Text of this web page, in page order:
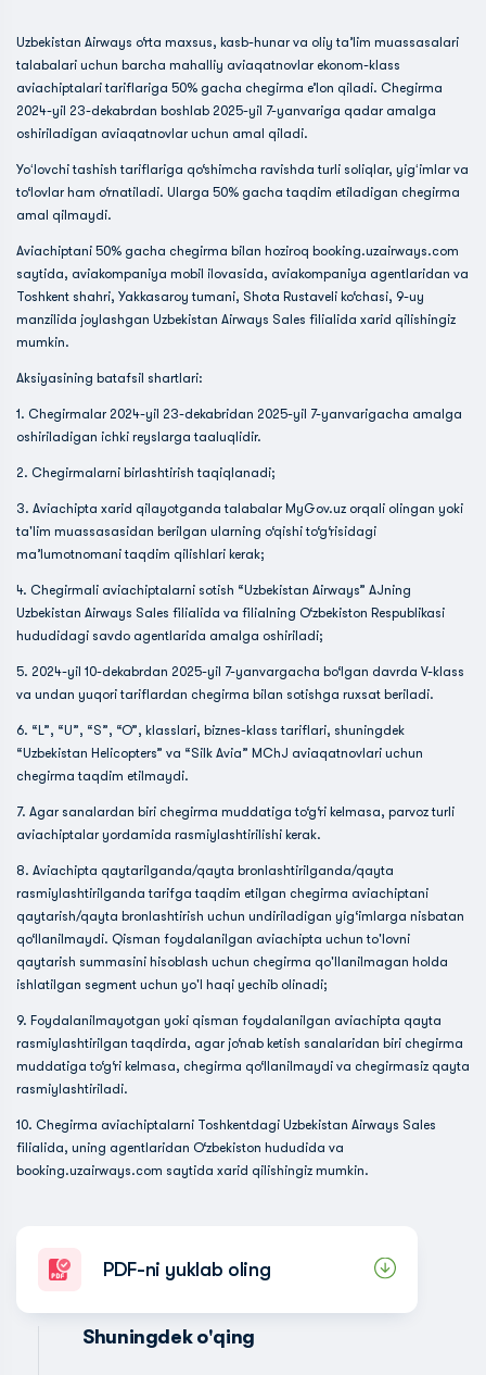
Uzbekistan Airways o‘rta maxsus, kasb-hunar va oliy ta’lim muassasalari
talabalari uchun barcha mahalliy aviaqatnovlar ekonom-klass
aviachiptalari tariflariga 50% gacha chegirma e’lon qiladi. Chegirma
2024-yil 23-dekabrdan boshlab 2025-yil 7-yanvariga qadar amalga
oshiriladigan aviaqatnovlar uchun amal qiladi.
Yoʻlovchi tashish tariflariga qo‘shimcha ravishda turli soliqlar, yigʻimlar va
to‘lovlar ham o‘rnatiladi. Ularga 50% gacha taqdim etiladigan chegirma
amal qilmaydi.
Aviachiptani 50% gacha chegirma bilan hoziroq booking.uzairways.com
saytida, aviakompaniya mobil ilovasida, aviakompaniya agentlaridan va
Toshkent shahri, Yakkasaroy tumani, Shota Rustaveli ko‘chasi, 9-uy
manzilida joylashgan Uzbekistan Airways Sales filialida xarid qilishingiz
mumkin.
Aksiyasining batafsil shartlari:
1. Chegirmalar 2024-yil 23-dekabridan 2025-yil 7-yanvarigacha amalga
oshiriladigan ichki reyslarga taaluqlidir.
2. Chegirmalarni birlashtirish taqiqlanadi;
3. Aviachipta xarid qilayotganda talabalar MyGov.uz orqali olingan yoki
ta'lim muassasasidan berilgan ularning o‘qishi to‘g‘risidagi
ma’lumotnomani taqdim qilishlari kerak;
4. Chegirmali aviachiptalarni sotish “Uzbekistan Airways” AJning
Uzbekistan Airways Sales filialida va filialning O‘zbekiston Respublikasi
hududidagi savdo agentlarida amalga oshiriladi;
5. 2024-yil 10-dekabrdan 2025-yil 7-yanvargacha bo‘lgan davrda V-klass
va undan yuqori tariflardan chegirma bilan sotishga ruxsat beriladi.
6. “L”, “U”, “S”, “O”, klasslari, biznes-klass tariflari, shuningdek
“Uzbekistan Helicopters” va “Silk Avia” MChJ aviaqatnovlari uchun
chegirma taqdim etilmaydi.
7. Agar sanalardan biri chegirma muddatiga to‘g‘ri kelmasa, parvoz turli
aviachiptalar yordamida rasmiylashtirilishi kerak.
8. Aviachipta qaytarilganda/qayta bronlashtirilganda/qayta
rasmiylashtirilganda tarifga taqdim etilgan chegirma aviachiptani
qaytarish/qayta bronlashtirish uchun undiriladigan yig‘imlarga nisbatan
qo‘llanilmaydi. Qisman foydalanilgan aviachipta uchun to'lovni
qaytarish summasini hisoblash uchun chegirma qo'llanilmagan holda
ishlatilgan segment uchun yo'l haqi yechib olinadi;
9. Foydalanilmayotgan yoki qisman foydalanilgan aviachipta qayta
rasmiylashtirilgan taqdirda, agar jo‘nab ketish sanalaridan biri chegirma
muddatiga to‘g‘ri kelmasa, chegirma qo‘llanilmaydi va chegirmasiz qayta
rasmiylashtiriladi.
10. Chegirma aviachiptalarni Toshkentdagi Uzbekistan Airways Sales
filialida, uning agentlaridan O‘zbekiston hududida va
booking.uzairways.com saytida xarid qilishingiz mumkin.
PDF-ni yuklab oling
Shuningdek o'qing